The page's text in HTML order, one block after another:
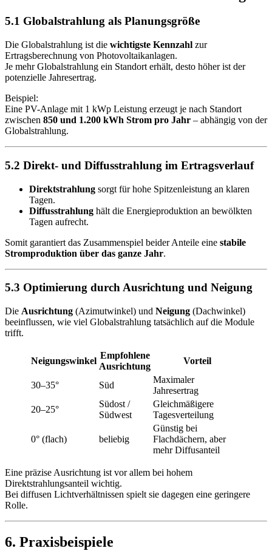
5.1 Globalstrahlung als Planungsgröße
Die Globalstrahlung ist die wichtigste Kennzahl zur
Ertragsberechnung von Photovoltaikanlagen.
Je mehr Globalstrahlung ein Standort erhält, desto höher ist der
potenzielle Jahresertrag.
Beispiel:
Eine PV-Anlage mit 1 kWp Leistung erzeugt je nach Standort
zwischen 850 und 1.200 kWh Strom pro Jahr – abhängig von der
Globalstrahlung.
5.2 Direkt- und Diffusstrahlung im Ertragsverlauf
Direktstrahlung sorgt für hohe Spitzenleistung an klaren
Tagen.
Diffusstrahlung hält die Energieproduktion an bewölkten
Tagen aufrecht.
Somit garantiert das Zusammenspiel beider Anteile eine stabile
Stromproduktion über das ganze Jahr.
5.3 Optimierung durch Ausrichtung und Neigung
Die Ausrichtung (Azimutwinkel) und Neigung (Dachwinkel)
beeinflussen, wie viel Globalstrahlung tatsächlich auf die Module
trifft.
Neigungswinkel
Empfohlene
Ausrichtung
Vorteil
30–35° Süd
Maximaler
Jahresertrag
20–25°
Südost /
Südwest
Gleichmäßigere
Tagesverteilung
0° (flach) beliebig
Günstig bei
Flachdächern, aber
mehr Diffusanteil
Eine präzise Ausrichtung ist vor allem bei hohem
Direktstrahlungsanteil wichtig.
Bei diffusen Lichtverhältnissen spielt sie dagegen eine geringere
Rolle.
6. Praxisbeispiele